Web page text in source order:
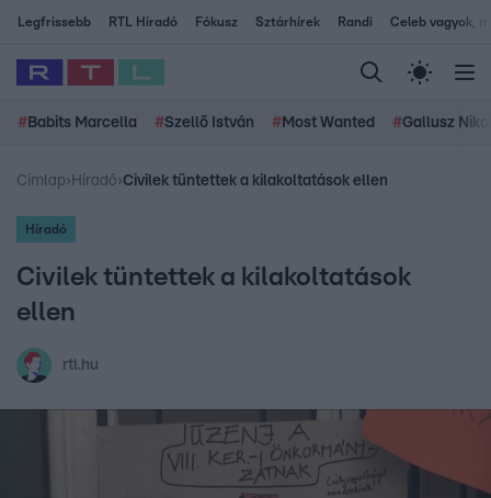
Legfrissebb RTL Híradó Fókusz Sztárhírek Randi Celeb vagyok,
# Babits Marcella #Szellő István # Most Wanted #Gallusz
Címlap› Híradó›Civilek tüntettek a kilakoltatások ellen
Híradó
Civilek tüntettek a kilakoltatások
ellen
rtl.hu